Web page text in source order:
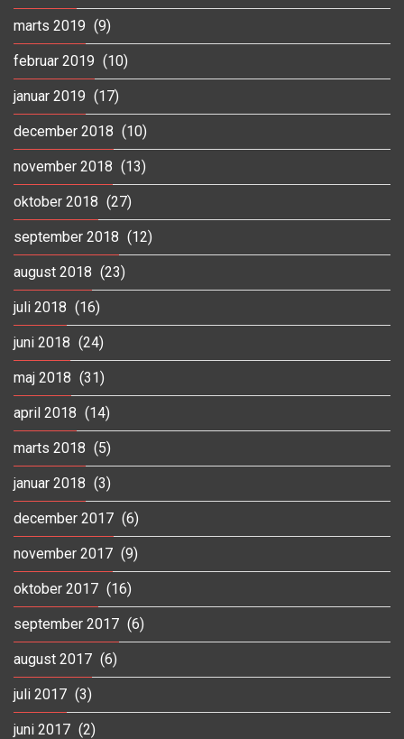
marts 2019 (9)
februar 2019 (10)
januar 2019 (17)
december 2018 (10)
november 2018 (13)
oktober 2018 (27)
september 2018 (12)
august 2018 (23)
juli 2018 (16)
juni 2018 (24)
maj 2018 (31)
april 2018 (14)
marts 2018 (5)
januar 2018 (3)
december 2017 (6)
november 2017 (9)
oktober 2017 (16)
september 2017 (6)
august 2017 (6)
juli 2017 (3)
juni 2017 (2)